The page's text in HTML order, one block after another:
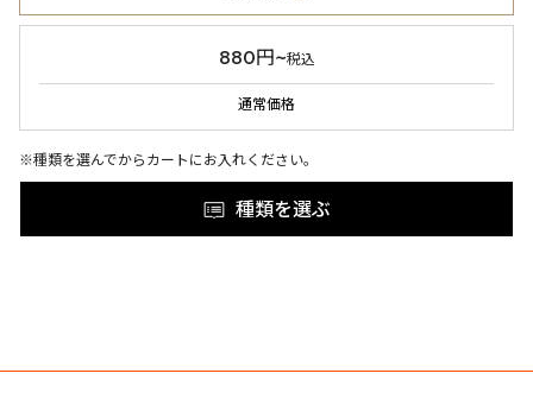
880円~税込
通常価格
※種類を選んでからカートにお入れください。
種類を選ぶ